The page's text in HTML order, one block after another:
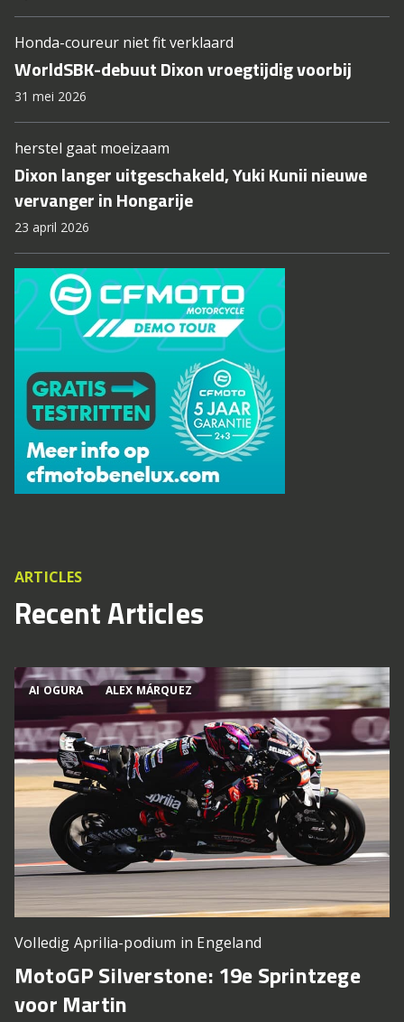
Honda-coureur niet fit verklaard
WorldSBK-debuut Dixon vroegtijdig voorbij
31 mei 2026
herstel gaat moeizaam
Dixon langer uitgeschakeld, Yuki Kunii nieuwe
vervanger in Hongarije
23 april 2026
ARTICLES
Recent Articles
AI OGURA ALEX MÁRQUEZ
Volledig Aprilia-podium in Engeland
MotoGP Silverstone: 19e Sprintzege
voor Martin